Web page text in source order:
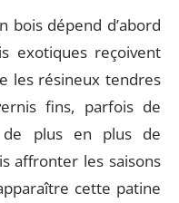
bois dépend d’abord
exotiques reçoivent
les résineux tendres
fins, parfois de
de plus en plus de
affronter les saisons
cette patine